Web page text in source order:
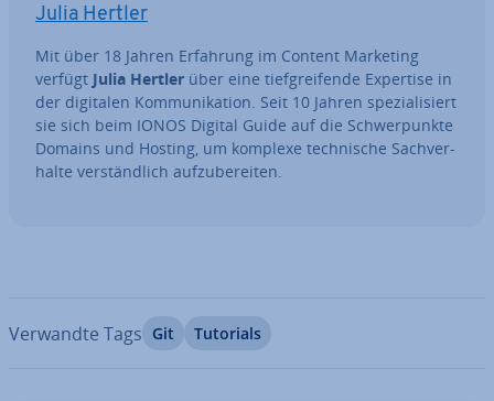
Julia Hertler
Mit über 18 Jahren Erfahrung im Content Marketing
verfügt Julia Hertler über eine tief­grei­fen­de Expertise in
der digitalen Kom­mu­ni­ka­ti­on. Seit 10 Jahren spe­zia­li­siert
sie sich beim IONOS Digital Guide auf die Schwer­punk­te
Domains und Hosting, um komplexe tech­ni­sche Sach­ver­
hal­te ver­ständ­lich auf­zu­be­rei­ten.
Verwandte Tags Git Tutorials